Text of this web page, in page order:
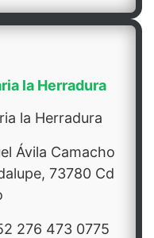
la Herradura
la Herradura
Ávila Camacho
73780 Cd
276 473 0775